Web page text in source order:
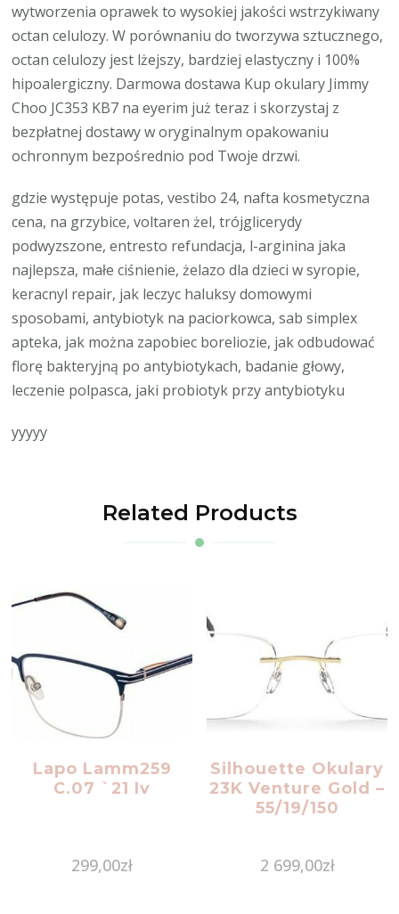
wytworzenia oprawek to wysokiej jakości wstrzykiwany
octan celulozy. W porównaniu do tworzywa sztucznego,
octan celulozy jest lżejszy, bardziej elastyczny i 100%
hipoalergiczny. Darmowa dostawa Kup okulary Jimmy
Choo JC353 KB7 na eyerim już teraz i skorzystaj z
bezpłatnej dostawy w oryginalnym opakowaniu
ochronnym bezpośrednio pod Twoje drzwi.
gdzie występuje potas, vestibo 24, nafta kosmetyczna
cena, na grzybice, voltaren żel, trójglicerydy
podwyzszone, entresto refundacja, l-arginina jaka
najlepsza, małe ciśnienie, żelazo dla dzieci w syropie,
keracnyl repair, jak leczyc haluksy domowymi
sposobami, antybiotyk na paciorkowca, sab simplex
apteka, jak można zapobiec boreliozie, jak odbudować
florę bakteryjną po antybiotykach, badanie głowy,
leczenie polpasca, jaki probiotyk przy antybiotyku
yyyyy
Related Products
Lapo Lamm259
C.07 `21 Iv
299,00zł
Silhouette Okulary
23K Venture Gold –
55/19/150
2 699,00zł